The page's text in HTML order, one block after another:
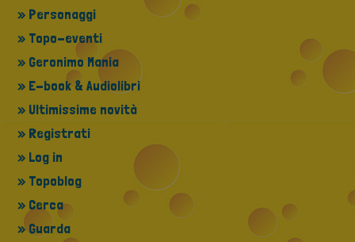
» Personaggi
» Topo-eventi
» Geronimo Mania
» E-book & Audiolibri
» Ultimissime novità
» Registrati
» Log in
» Topoblog
» Cerca
» Guarda